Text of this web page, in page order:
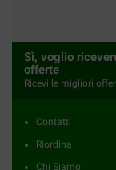
Sì, voglio
offerte
Ricevi le migliori
Contatti
Riordina
Chi Siamo